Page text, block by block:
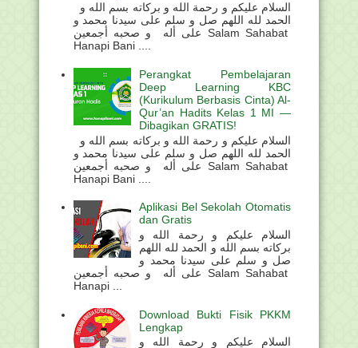
الحمد لله اللهم صل و سلم على سيدنا محمد و
على أله و صحبه أجمعين Salam Sahabat
Hanapi Bani ....
Perangkat Pembelajaran
Deep Learning KBC
(Kurikulum Berbasis Cinta) Al-
Qur’an Hadits Kelas 1 MI —
Dibagikan GRATIS!
الحمد لله اللهم صل و سلم على سيدنا محمد و
على أله و صحبه أجمعين Salam Sahabat
Hanapi Bani ....
Aplikasi Bel Sekolah Otomatis
dan Gratis
السلام عليكم و رحمة الله و
بركاته بسم الله و الحمد لله اللهم
صل و سلم على سيدنا محمد و
على أله و صحبه أجمعين Salam Sahabat
Hanapi ...
Download Bukti Fisik PKKM
Lengkap
السلام عليكم و رحمة الله و